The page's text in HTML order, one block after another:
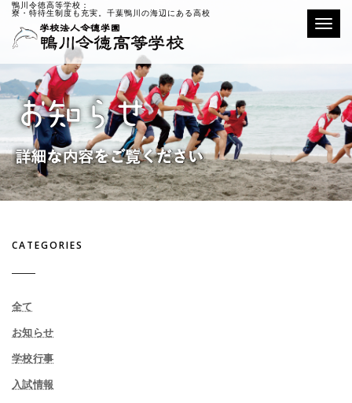
鴨川令徳高等学校：
寮・特待生制度も充実。千葉鴨川の海辺にある高校
CATEGORIES
全て
お知らせ
学校行事
入試情報